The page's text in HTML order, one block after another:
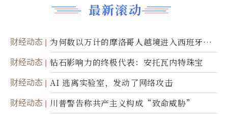
最新滚动
财经动态
为何数以万计的摩洛哥人越境进入西班牙休
达
财经动态 钻石影响力的终极代表：安托瓦内特珠宝
财经动态 AI 逃离实验室，发动了网络攻击
财经动态 川普警告称共产主义构成“致命威胁”